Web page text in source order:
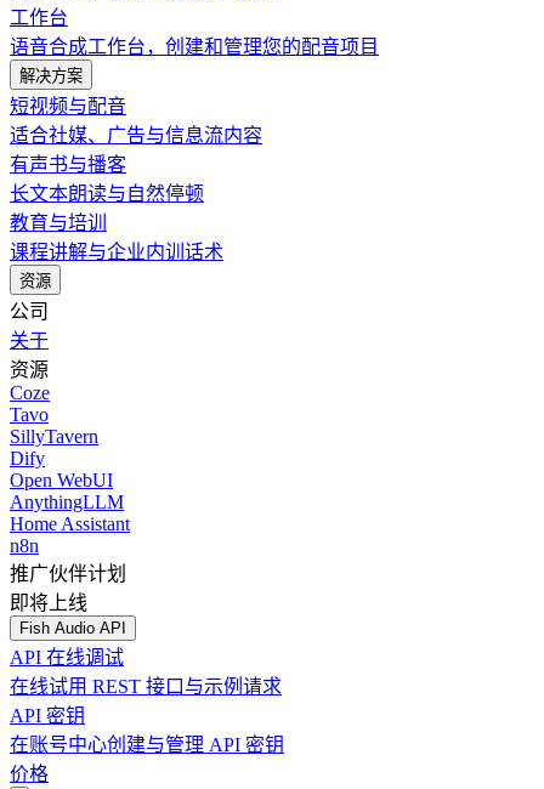
工作台
语音合成工作台，创建和管理您的配音项目
解决方案
短视频与配音
适合社媒、广告与信息流内容
有声书与播客
长文本朗读与自然停顿
教育与培训
课程讲解与企业内训话术
资源
公司
关于
资源
Coze
Tavo
SillyTavern
Dify
Open WebUI
AnythingLLM
Home Assistant
n8n
推广伙伴计划
即将上线
Fish Audio API
API 在线调试
在线试用 REST 接口与示例请求
API 密钥
在账号中心创建与管理 API 密钥
价格